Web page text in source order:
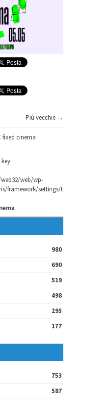
Più vecchie →
fixed cinema
web/wp-
framework/settings/theme-
980
690
519
498
295
177
753
587